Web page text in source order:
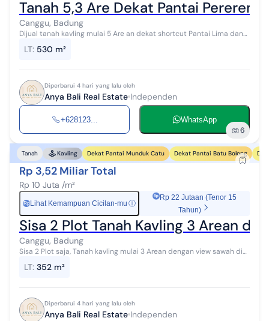
Tanah 5,3 Are Dekat Pantai
Canggu, Badung
Dijual tanah kavling mulai 5 Are an dekat shortcut Pantai Lima dan
Badung Satu sat...
LT: 530 m²
Diperbarui 4 hari yang lalu oleh
Anya Bali Real Estate Independen
+628123... WhatsApp
6
Tanah Kavling Dekat Pantai Munduk Catu Dekat Pantai Batu Bolong
Rp 3,52 Miliar Total
Rp 10 Juta /m²
Rp Lihat Kemampuan Cicilan-mu ⓘ
Rp 22 Jutaan (Tenor 15
Tahun)
Sisa 2 Plot Tanah Kavling 3 Arean di
Canggu, Badung
Sisa 2 Plot saja, Tanah kavling mulai 3 Arean dengan view sawah di
Badung Berada di area ...
LT: 352 m²
Diperbarui 4 hari yang lalu oleh
Anya Bali Real Estate Independen